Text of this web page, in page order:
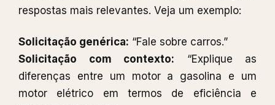
respostas mais relevantes. Veja um exemplo:
Solicitação genérica: “Fale sobre carros.”
Solicitação com contexto: “Explique as
diferenças entre um motor a gasolina e um
motor elétrico em termos de eficiência e